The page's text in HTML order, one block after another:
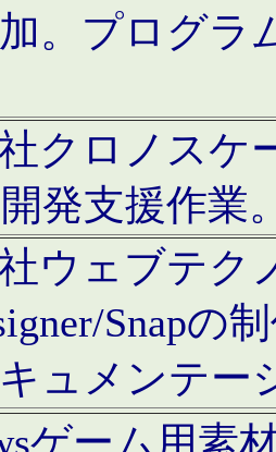
。プログラ
クロノスケ
発支援作業
ウェブテク
Snapの
ュメンテー
ゲーム用素